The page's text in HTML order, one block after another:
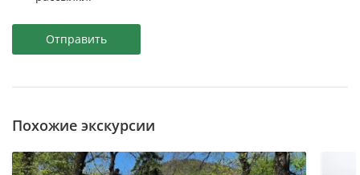
Отправить
Похожие экскурсии